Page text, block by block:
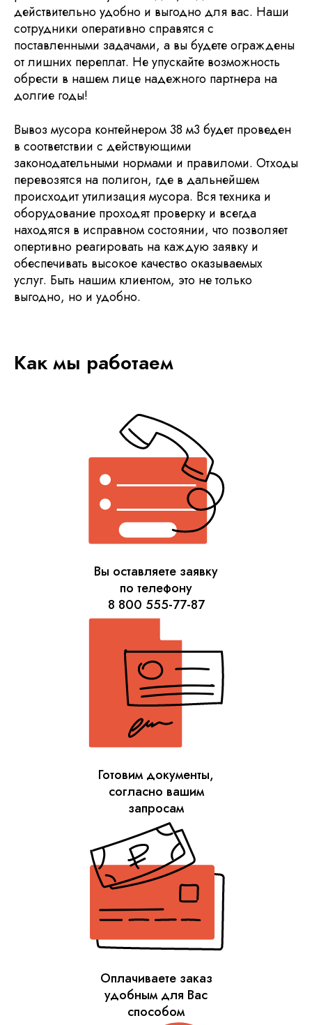
действительно удобно и выгодно для вас. Наши
сотрудники оперативно справятся с
поставленными задачами, а вы будете ограждены
от лишних переплат. Не упускайте возможность
обрести в нашем лице надежного партнера на
долгие годы!
Вывоз мусора контейнером 38 м3 будет проведен
в соответствии с действующими
законодательными нормами и правиломи. Отходы
перевозятся на полигон, где в дальнейшем
происходит утилизация мусора. Вся техника и
оборудование проходят проверку и всегда
находятся в исправном состоянии, что позволяет
опертивно реагировать на каждую заявку и
обеспечивать высокое качество оказываемых
услуг. Быть нашим клиентом, это не только
выгодно, но и удобно.
Как мы работаем
Вы оставляете заявку
по телефону
8 800 555-77-87
Готовим документы,
согласно вашим
запросам
Оплачиваете заказ
удобным для Вас
способом